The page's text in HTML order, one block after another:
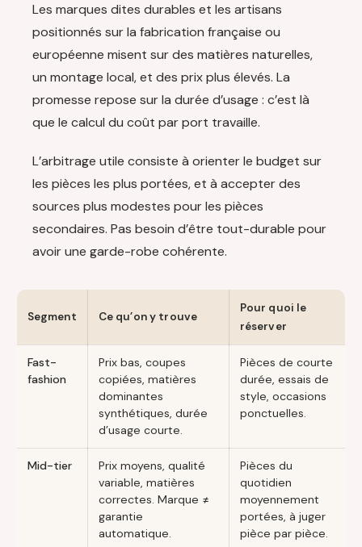
Les marques dites durables et les artisans
positionnés sur la fabrication française ou
européenne misent sur des matières naturelles,
un montage local, et des prix plus élevés. La
promesse repose sur la durée d’usage : c’est là
que le calcul du coût par port travaille.
L’arbitrage utile consiste à orienter le budget sur
les pièces les plus portées, et à accepter des
sources plus modestes pour les pièces
secondaires. Pas besoin d’être tout-durable pour
avoir une garde-robe cohérente.
Segment Ce qu’on y trouve
Pour quoi le
réserver
Fast-
fashion
Prix bas, coupes
copiées, matières
dominantes
synthétiques, durée
d’usage courte.
Pièces de courte
durée, essais de
style, occasions
ponctuelles.
Mid-tier
Prix moyens, qualité
variable, matières
correctes. Marque ≠
garantie
automatique.
Pièces du
quotidien
moyennement
portées, à juger
pièce par pièce.